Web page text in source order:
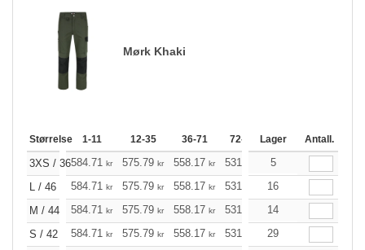
Mørk Khaki
Størrelse 1-11 12-35 36-71 72-143 144-287
Lager Antall.
3XS / 36584.71 kr 575.79 kr 558.17 kr 531.52
5
L / 46
584.71 kr 575.79 kr 558.17 kr 531.52 504.98
16
M / 44
584.71 kr 575.79 kr 558.17 kr 531.52 504.98
14
S / 42
584.71 kr 575.79 kr 558.17 kr 531.52 504.98
29